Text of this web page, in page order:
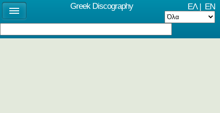
ΕΛ| EN
Greek Discography